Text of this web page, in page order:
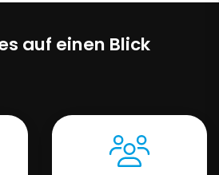
auf einen Blick